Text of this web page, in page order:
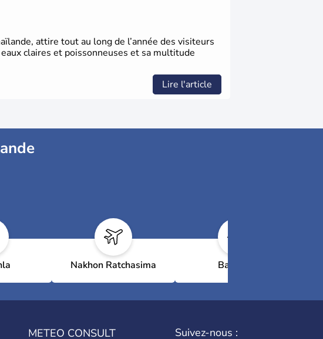
attire tout au long de l’année des visiteurs
claires et poissonneuses et sa multitude
Lire l'article
Nakhon Ratchasima Bangkok
METEO CONSULT Suivez-nous :